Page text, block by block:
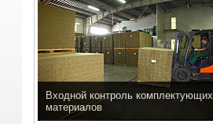
Входной контроль комплектующих
материалов